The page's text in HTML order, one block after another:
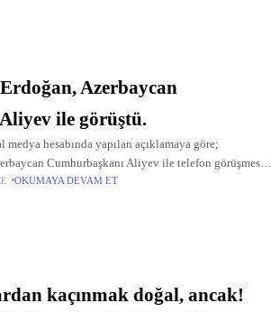
Azerbaycan
ile görüştü.
medya hesabında yapılan açıklamaya göre;
Cumhurbaşkanı Aliyev ile telefon görüşmesi
ile Azerbaycan ikili ilişkileri, bölgesel ve küresel
OKUMAYA DEVAM ET
kaçınmak doğal, ancak!